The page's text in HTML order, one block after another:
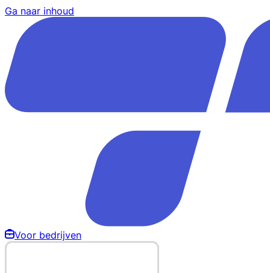
Ga naar inhoud
Voor bedrijven